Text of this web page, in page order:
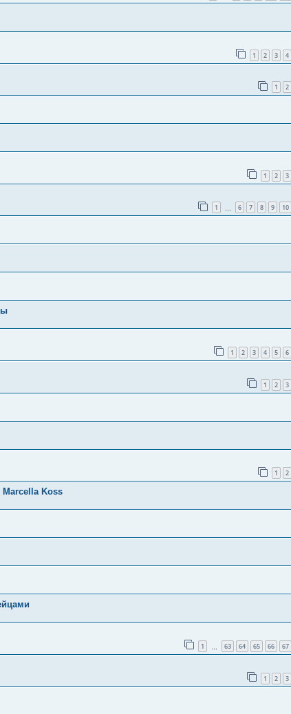
1 2 3 4
1 2
1 2 3
1 6 7 8 9 10
1 2 3 4 5 6
1 2 3
1 2
Marcella Koss
1 63 64 65 66 67
1 2 3